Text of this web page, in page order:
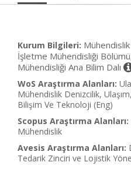
Kurum Bilgileri:
İşletme Mühendisliği
Mühendisliği Ana Bilim Dalı
WoS Araştırma Alanları:
Mühendislik Denizcilik,
Bilişim Ve Teknoloji (Eng)
Scopus Araştırma Alanları:
Mühendislik
Avesis Araştırma Alanları:
Tedarik Zinciri ve Lojistik